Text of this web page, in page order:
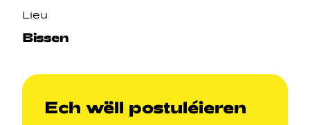
Lieu
Bissen
Ech wëll postuléieren